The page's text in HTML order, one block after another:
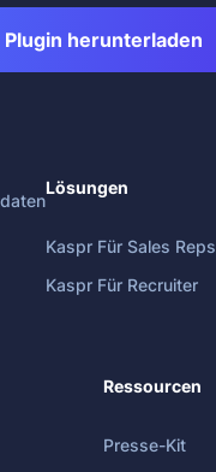
Plugin herunterladen
Lösungen
Kaspr Für Sales Reps
Kaspr Für Recruiter
Ressourcen
Presse-Kit